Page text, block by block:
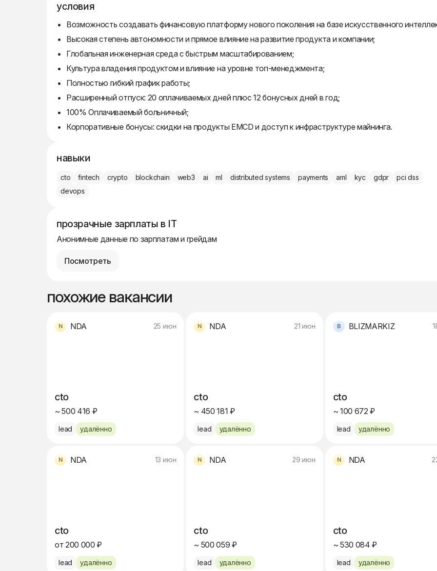
условия
Возможность создавать финансовую платформу нового поколения на базе искусственного
Высокая степень автономности и прямое влияние на развитие продукта и компании;
Глобальная инженерная среда с быстрым масштабированием;
Культура владения продуктом и влияние на уровне топ-менеджмента;
Полностью гибкий график работы;
Расширенный отпуск: 20 оплачиваемых дней плюс 12 бонусных дней в год;
100% Оплачиваемый больничный;
Корпоративные бонусы: скидки на продукты EMCD и доступ к инфраструктуре майнинга.
навыки
cto fintech crypto blockchain web3 ai ml distributed systems payments aml kyc gdpr
pci dss
devops
прозрачные зарплаты в IT
Анонимные данные по зарплатам и грейдам
Посмотреть
похожие вакансии
NDA 25 июн
cto
~ 500 416 ₽
lead удалённо
NDA 21 июн
cto
~ 450 181 ₽
lead удалённо
BLIZMARKIZ
cto
~ 100 672 ₽
lead удалённо
NDA 13 июн
cto
от 200 000 ₽
lead удалённо
NDA 29 июн
cto
~ 500 059 ₽
lead удалённо
NDA
cto
~ 530 084 ₽
lead удалённо